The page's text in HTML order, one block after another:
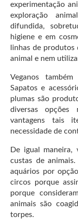
experimentação
exploração
difundida,
higiene e em
linhas de
animal e nem
Veganos
Sapatos e
plumas são
diversas opções
vantagens tais
necessidade de
De igual maneira,
custas de
aquários por
circos porque
porque
animais são
torpes.